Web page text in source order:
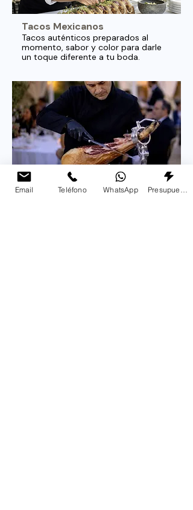
Tacos Mexicanos
Tacos auténticos preparados al
momento, sabor y color para darle
un toque diferente a tu boda.
Cortador de Jamón
Jamón ibérico cortado a cuchillo en
Email Teléfono WhatsApp